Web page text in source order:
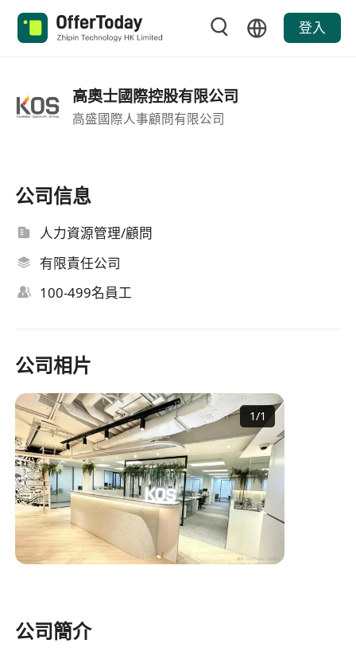
登入
高奧士國際控股有限公司
高盛國際人事顧問有限公司
公司信息
人力資源管理/顧問
有限責任公司
100-499名員工
公司相片
1/1
公司簡介